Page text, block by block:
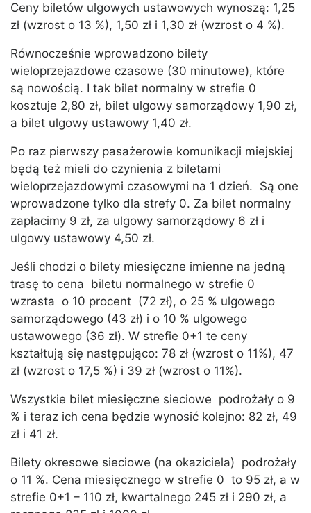
Ceny biletów ulgowych ustawowych wynoszą: 1,25
zł (wzrost o 13 %), 1,50 zł i 1,30 zł (wzrost o 4 %).
Równocześnie wprowadzono bilety
wieloprzejazdowe czasowe (30 minutowe), które
są nowością. I tak bilet normalny w strefie 0
kosztuje 2,80 zł, bilet ulgowy samorządowy 1,90 zł,
a bilet ulgowy ustawowy 1,40 zł.
Po raz pierwszy pasażerowie komunikacji miejskiej
będą też mieli do czynienia z biletami
wieloprzejazdowymi czasowymi na 1 dzień. Są one
wprowadzone tylko dla strefy 0. Za bilet normalny
zapłacimy 9 zł, za ulgowy samorządowy 6 zł i
ulgowy ustawowy 4,50 zł.
Jeśli chodzi o bilety miesięczne imienne na jedną
trasę to cena biletu normalnego w strefie 0
wzrasta o 10 procent (72 zł), o 25 % ulgowego
samorządowego (43 zł) i o 10 % ulgowego
ustawowego (36 zł). W strefie 0+1 te ceny
kształtują się następująco: 78 zł (wzrost o 11%), 47
zł (wzrost o 17,5 %) i 39 zł (wzrost o 11%).
Wszystkie bilet miesięczne sieciowe podrożały o 9
% i teraz ich cena będzie wynosić kolejno: 82 zł, 49
zł i 41 zł.
Bilety okresowe sieciowe (na okaziciela) podrożały
o 11 %. Cena miesięcznego w strefie 0 to 95 zł, a w
strefie 0+1 – 110 zł, kwartalnego 245 zł i 290 zł, a